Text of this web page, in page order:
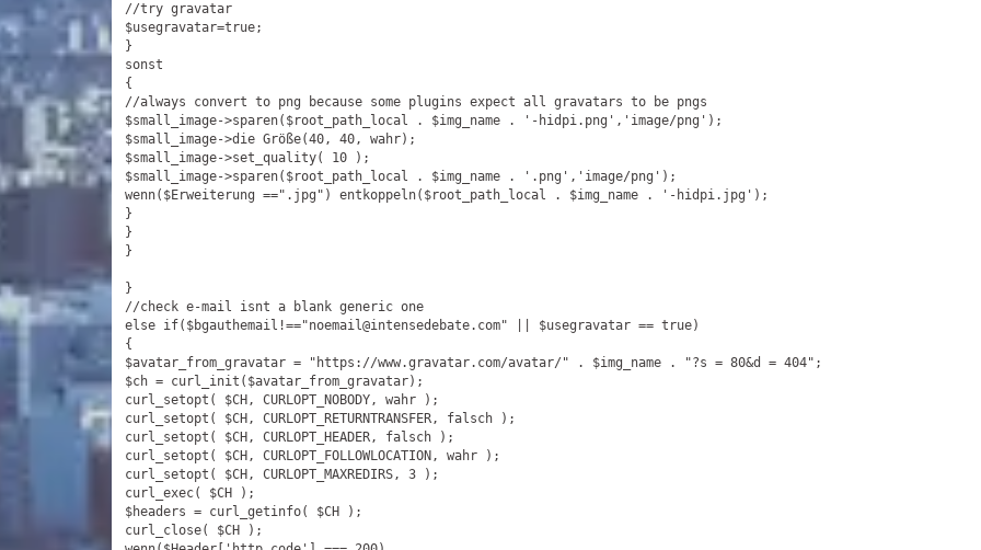
//try gravatar
$usegravatar=true;
}
sonst
{
//always convert to png because some plugins expect all gravatars to be pngs
$small_image->sparen($root_path_local . $img_name . '-hidpi.png' , 'image/png' );
$small_image->die Größe(40, 40, wahr);
$small_image->set_quality( 10 );
$small_image->sparen($root_path_local . $img_name .
'.png' , 'image/png' );
wenn($Erweiterung ==".jpg") entkoppeln($root_path_local . $img_name .
'-hidpi.jpg' );
}
}
}
}
//check e-mail isnt a blank generic one
else if($bgauthemail!=="noemail@intensedebate.com" || $usegravatar == true)
{
$avatar_from_gravatar = "https://www.gravatar.com/avatar/" . $img_name . "?s = 80&d = 404";
$ch = curl_init($avatar_from_gravatar);
curl_setopt( $CH, CURLOPT_NOBODY, wahr );
curl_setopt( $CH, CURLOPT_RETURNTRANSFER, falsch );
curl_setopt( $CH, CURLOPT_HEADER, falsch );
curl_setopt( $CH, CURLOPT_FOLLOWLOCATION, wahr );
curl_setopt( $CH, CURLOPT_MAXREDIRS, 3 );
curl_exec( $CH );
$headers = curl_getinfo( $CH );
curl_close( $CH );